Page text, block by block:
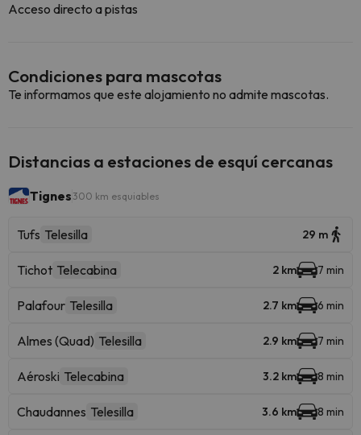
Acceso directo a pistas
Condiciones para mascotas
Te informamos que este alojamiento no admite mascotas.
Distancias a estaciones de esquí cercanas
Tignes 300 km esquiables
Tufs Telesilla 29 m
Tichot Telecabina 2 km 7 min
Palafour Telesilla 2.7 km 6 min
Almes (Quad) Telesilla 2.9 km 7 min
Aéroski Telecabina 3.2 km 8 min
Chaudannes Telesilla 3.6 km 8 min